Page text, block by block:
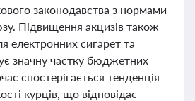
законодавства з нормами
Підвищення акцизів також
електронних сигарет та
значну частку бюджетних
спостерігається тенденція
курців, що відповідає